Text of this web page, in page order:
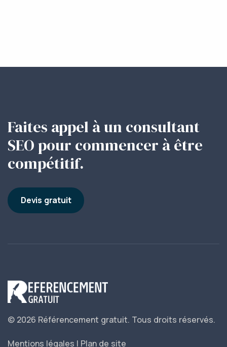
Faites appel à un consultant
SEO pour commencer à être
compétitif.
Devis gratuit
© 2026 Référencement gratuit. Tous droits réservés.
Mentions légales | Plan de site